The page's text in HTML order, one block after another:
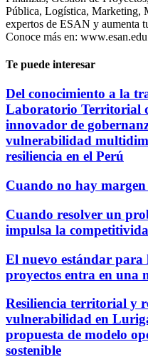
Pública, Logística, Marketing,
expertos de ESAN y aumenta
Conoce más en:
Te puede interesar
Del conocimiento a la
Laboratorio Territorial
innovador de
vulnerabilidad
resiliencia en el Perú
Cuando no hay
Cuando resolver un
impulsa la
El nuevo estándar
proyectos entra en una
Resiliencia territorial y
vulnerabilidad en
propuesta de modelo
sostenible